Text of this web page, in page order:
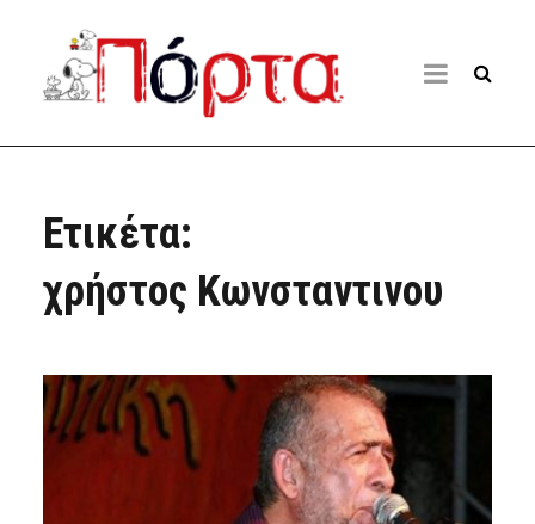
Ετικέτα:
χρήστος Κωνσταντινου